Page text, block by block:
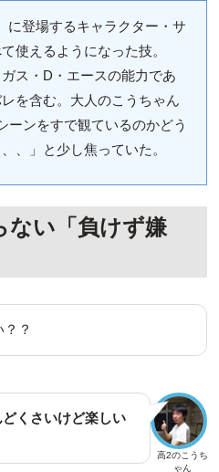
に登場するキャラクター・サ
使えるようになった技。
ス・D・エースの能力であ
を含む。大人のこうちゃん
ーンをすで観ているのかどう
、」と少し焦っていた。
ない「負けず嫌
？
高2のこうち
ゃん
くさいけど楽しい